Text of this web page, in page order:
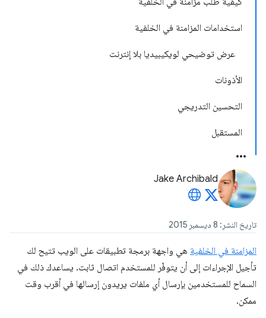
استخدامات المزامنة في الخلفية
عرض توضيحي لويكيبيديا بلا إنترنت
الأذونات
التحسين التدريجي
المستقبل
Jake Archibald
تاريخ النشر: 8 ديسمبر 2015
المزامنة في الخلفية هي واجهة برمجة تطبيقات على الويب تتيح لك
تأجيل الإجراءات إلى أن يتوفّر للمستخدم اتصال ثابت. يساعدك ذلك في
السماح للمستخدمين بإرسال أي ملفات يريدون إرسالها في أقرب وقت
ممكن.